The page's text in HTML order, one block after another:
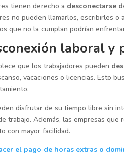
tienen derecho a desconectarse
no pueden llamarlos, escribirles
que no la cumplan podrían
laboral
que los trabajadores pueden
vacaciones o licencias. Esto
disfrutar de su tiempo libre sin
trabajo. Además, las empresas
con mayor facilidad.
el pago de horas extras o